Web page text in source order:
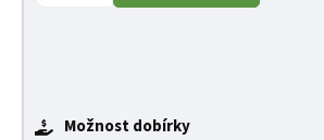
Možnost dobírky